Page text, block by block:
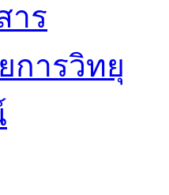
าร
การวิทยุ